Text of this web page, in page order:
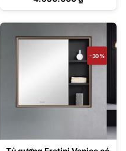
6.600.000 ₫.
Giá
là:
4.950.000 ₫.
-30%